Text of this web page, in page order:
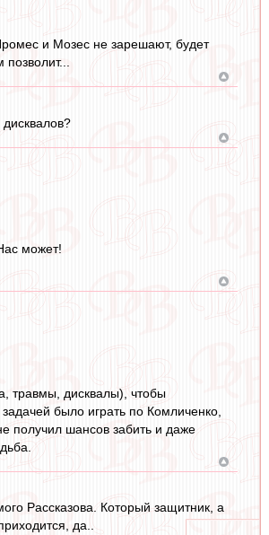
и Мозес не зарешают, будет
может!
травмы, дисквалы), чтобы
было играть по Комличенко,
получил шансов забить и даже
Рассказова. Который защитник, а
да..